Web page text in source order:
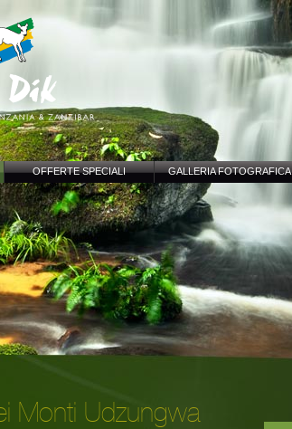
OFFERTE SPECIALI GALLERIA FOTOGRAFICA
Monti Udzungwa